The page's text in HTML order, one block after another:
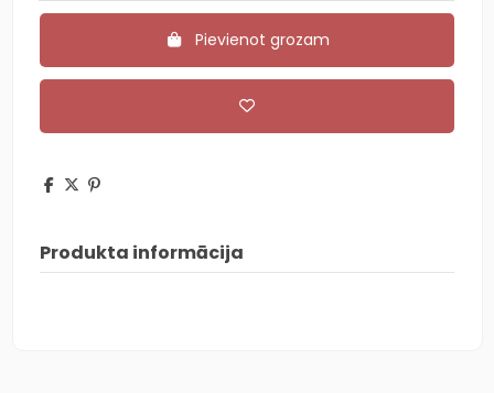
Pievienot grozam
Produkta informācija